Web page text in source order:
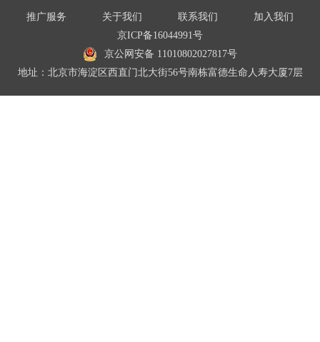
推广服务 关于我们 联系我们
加入我们
京ICP备16044991号
京公网安备 11010802027817号
地址：北京市海淀区西直门北大街56号南栋富德生命人寿大厦7层